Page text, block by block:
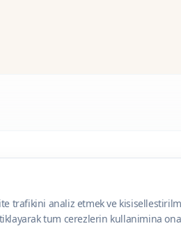
trafikini analiz etmek ve
tum cerezlerin kullanimina